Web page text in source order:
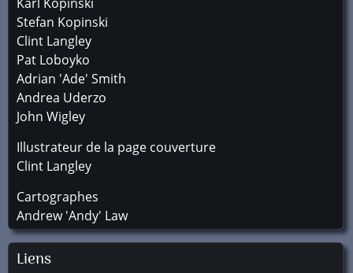
Stefan Kopinski
Clint Langley
Pat Loboyko
Adrian 'Ade' Smith
Andrea Uderzo
John Wigley
Illustrateur de la page couverture
Clint Langley
Cartographes
Andrew 'Andy' Law
Liens